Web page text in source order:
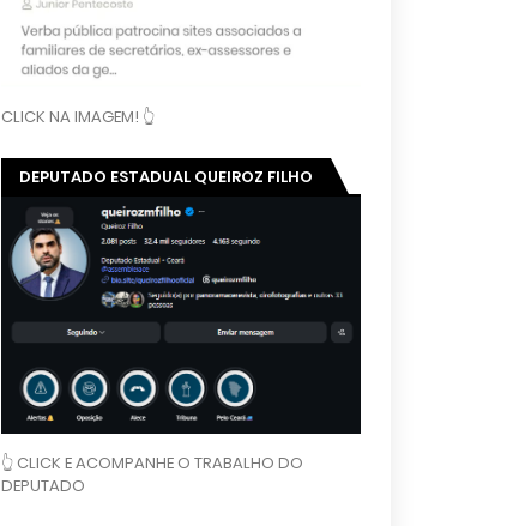
CLICK NA IMAGEM! 👆
DEPUTADO ESTADUAL QUEIROZ FILHO
👆 CLICK E ACOMPANHE O TRABALHO DO
DEPUTADO